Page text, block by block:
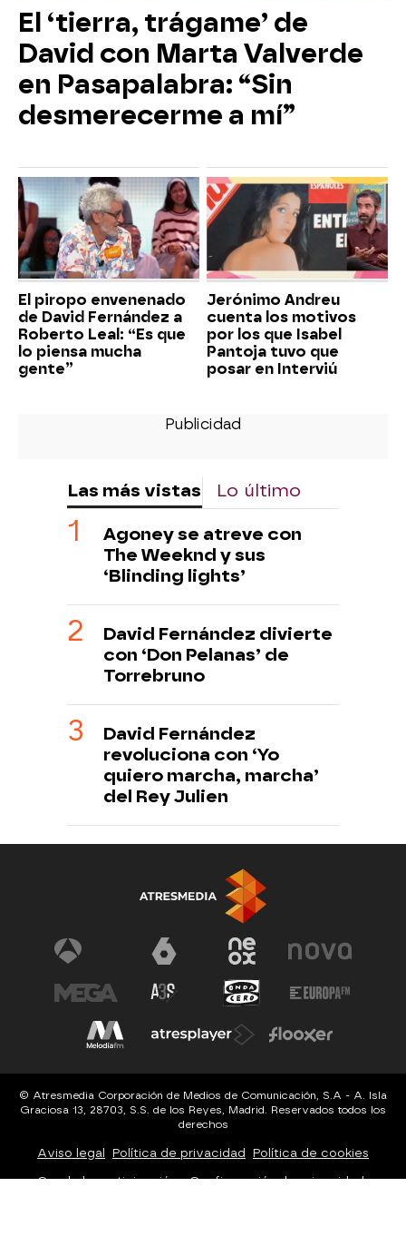
El ‘tierra, trágame’ de
David con Marta Valverde
en Pasapalabra: “Sin
desmerecerme a mí”
El piropo envenenado
de David Fernández a
Roberto Leal: “Es que
lo piensa mucha
gente”
Jerónimo Andreu
cuenta los motivos
por los que Isabel
Pantoja tuvo que
posar en Interviú
Las más vistas Lo último
Agoney se atreve con
The Weeknd y sus
‘Blinding lights’
David Fernández divierte
con ‘Don Pelanas’ de
Torrebruno
David Fernández
revoluciona con ‘Yo
quiero marcha, marcha’
del Rey Julien
© Atresmedia Corporación de Medios de Comunicación, S.A - A. Isla
Graciosa 13, 28703, S.S. de los Reyes, Madrid. Reservados todos los
derechos
Aviso legal Política de privacidad Política de cookies
Cond. de participación Configuración de privacidad